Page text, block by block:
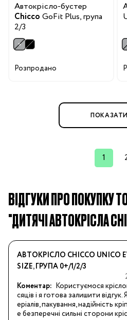
Автокрісло-бустер
Chicco GoFit Plus, група
2/3
Розпродано
1
ВІДГУКИ ПРО ПОКУПКУ
"ДИТЯЧІ АВТОКРІСЛА
АВТОКРІСЛО CHICCO UNICO
SIZE, ГРУПА 0+/1/2/3
Коментар: Користуємося
сяців і я готова залишити відгук.
еріалів, пакування, надійність
е безперечні сильні сторони